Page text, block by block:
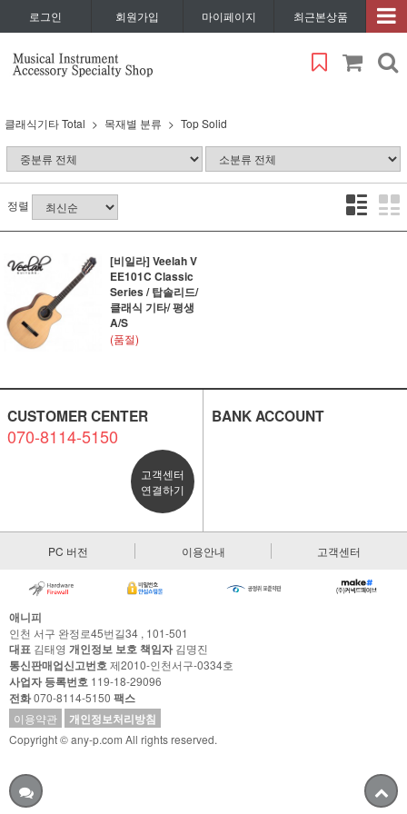
로그인 회원가입 마이페이지 최근본상품
클래식기타 Total 목재별 분류 Top Solid
정렬
[비일라] Veelah V
EE101C Classic
Series / 탑솔리드/
클래식 기타/ 평생
A/S
(품절)
CUSTOMER CENTER
070-8114-5150
고객센터
연결하기
BANK ACCOUNT
PC 버전 이용안내 고객센터
애니피
인천 서구 완정로45번길34 , 101-501
대표 김태영 개인정보 보호 책임자김명진
통신판매업신고번호제2010-인천서구-0334호
사업자 등록번호 119-18-29096
전화070-8114-5150 팩스
이용약관 개인정보처리방침
Copyright © any-p.com All rights reserved.